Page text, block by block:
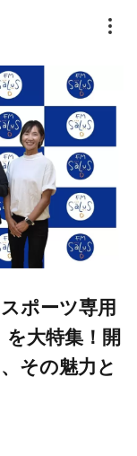
ポーツ専用
を大特集！開
その魅力と